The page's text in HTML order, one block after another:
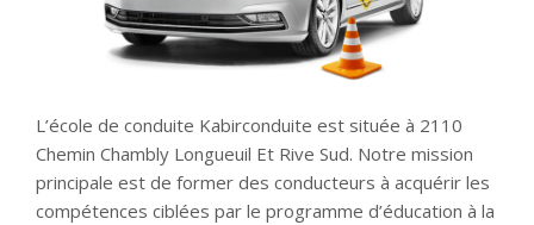
L’école de conduite Kabirconduite est située à 2110
Chemin Chambly Longueuil Et Rive Sud. Notre mission
principale est de former des conducteurs à acquérir les
compétences ciblées par le programme d’éducation à la